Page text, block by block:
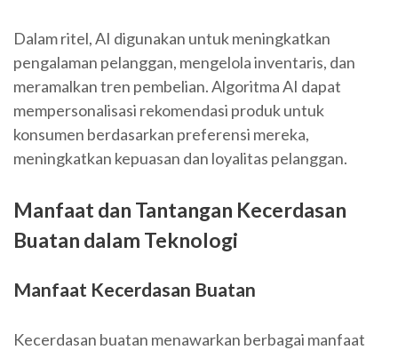
Dalam ritel, AI digunakan untuk meningkatkan
pengalaman pelanggan, mengelola inventaris, dan
meramalkan tren pembelian. Algoritma AI dapat
mempersonalisasi rekomendasi produk untuk
konsumen berdasarkan preferensi mereka,
meningkatkan kepuasan dan loyalitas pelanggan.
Manfaat dan Tantangan Kecerdasan
Buatan dalam Teknologi
Manfaat Kecerdasan Buatan
Kecerdasan buatan menawarkan berbagai manfaat